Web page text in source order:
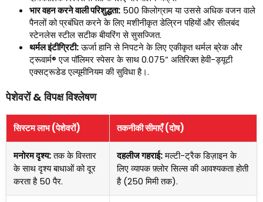
भार वहन करने वाली परिशुद्धता: 500 किलोग्राम या उससे अधिक वजन वाले
पैनलों को प्रबंधित करने के लिए मशीनीकृत डेल्रिन पहियों और सीलबंद
स्टेनलेस स्टील सटीक बीयरिंग से सुसज्जित.
थर्मल इंटीग्रिटी:ऊर्जा हानि से निपटने के लिए एकीकृत थर्मल ब्रेक और
ट्रूवार्म® एज पॉलिमर स्पेसर के साथ 0.075” अतिरिक्त हेवी-ड्यूटी
एक्सट्रूडेड एल्यूमीनियम की सुविधा है।.
पेशेवरों & विपक्ष विश्लेषण
सिस्टम लाभ (पेशेवरों) तकनीकी सीमाएँ (दोष)
मनोरम दृश्य:तक के विस्तार
के साथ दृश्य बाधाओं को दूर
करता है 50 पैर.
दहलीज गहराई:मल्टी-ट्रैक डिज़ाइन के
लिए व्यापक फ़्लोर सिल्स की आवश्यकता होती
है (250 मिमी तक).